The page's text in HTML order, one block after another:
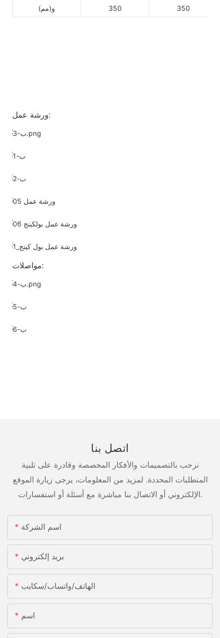
و(مم) 350 350
ورشة عمل:
مواصلات:
اتصل بنا
نرحب بالتصميمات والأفكار المخصصة وقادرة على تلبية
المتطلبات المحددة. لمزيد من المعلومات، يرجى زيارة الموقع
الإلكتروني أو الاتصال بنا مباشرة مع أسئلة أو استفسارات.
اسم الشركة
بريد إلكتروني
الهاتف/واتساب/سكايب
اسم